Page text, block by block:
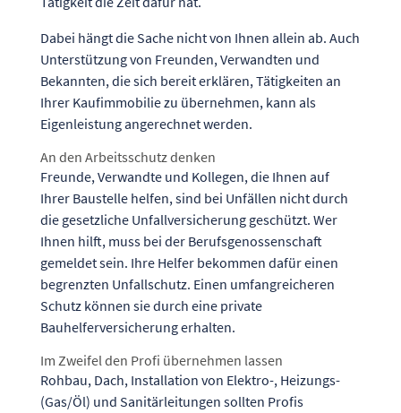
Dabei hängt die Sache nicht von Ihnen allein ab. Auch
Unterstützung von Freunden, Verwandten und
Bekannten, die sich bereit erklären, Tätigkeiten an
Ihrer Kaufimmobilie zu übernehmen, kann als
Eigenleistung angerechnet werden.
An den Arbeitsschutz denken
Freunde, Verwandte und Kollegen, die Ihnen auf
Ihrer Baustelle helfen, sind bei Unfällen nicht durch
die gesetzliche Unfallversicherung geschützt. Wer
Ihnen hilft, muss bei der Berufsgenossenschaft
gemeldet sein. Ihre Helfer bekommen dafür einen
begrenzten Unfallschutz. Einen umfangreicheren
Schutz können sie durch eine private
Bauhelferversicherung erhalten.
Im Zweifel den Profi übernehmen lassen
Rohbau, Dach, Installation von Elektro-, Heizungs-
(Gas/Öl) und Sanitärleitungen sollten Profis